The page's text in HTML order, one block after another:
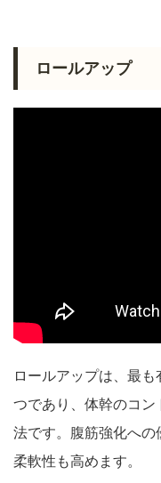
ロールアップ
ロールアップは、最
つであり、体幹のコ
法です。腹筋強化へ
柔軟性も高めます。